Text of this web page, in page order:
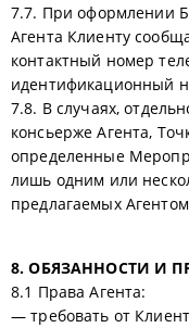
7.7. При оформлении
Агента Клиенту
контактный номер
идентификационный
7.8. В случаях,
консьерже Агента,
определенные
лишь одним или
предлагаемых
8. ОБЯЗАННОСТИ И
8.1 Права Агента:
— требовать от